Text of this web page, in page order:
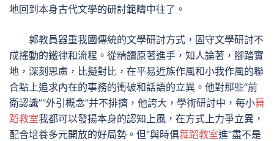
地回到本身古代文學的研討範疇中往了。
郭教員器重我國傳統的文學研討方式，固守文學研討不
成搖動的鐵律和流程。從精讀原著進手，知人論著，腳踏實
地，深刻思慮，比擬對比，在平易近族作風和小我作風的聯
合點上追求內在的事務的衝破和話語的立異。他對那些“前
衛認識”“外引概念”并不排擠，他誇大，學術研討中，每小舞
蹈教室我都可以發揚本身的認知上風，在方式上力爭立異，
配合培養多元開放的好局勢。但“與時俱舞蹈教室進”盡不是